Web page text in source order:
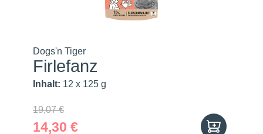
Dogs'n Tiger
Firlefanz
Inhalt: 12 x 125 g
19,07 €
14,30 €